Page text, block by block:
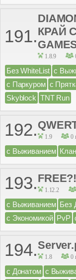
191.КРАЙ
1.8.9
Без WhiteList с
с Паркуром с
Skyblock TNT Run
192. 1.9 0
с Выживанием
193. 1.12.2
с Выживанием Без
с Экономикой PvP
194. 1.8 0
с Донатом с